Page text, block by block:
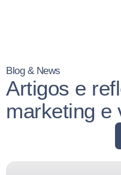
Blog & News
Artigos e
marketing e